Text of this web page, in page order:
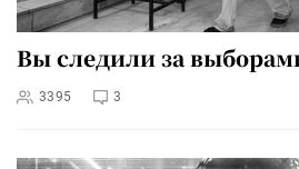
Вы следили за
3395 3